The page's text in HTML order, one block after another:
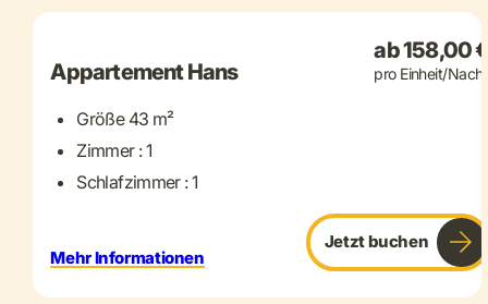
Appartement Hans
Größe 43 m²
Zimmer : 1
Schlafzimmer : 1
ab 158,00
pro Einheit/Nacht
Mehr Informationen
Jetzt buchen